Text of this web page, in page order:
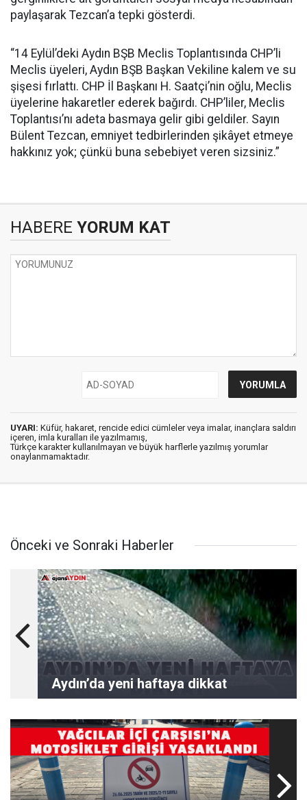
paylaşarak Tezcan’a tepki gösterdi.
“14 Eylül’deki Aydın BŞB Meclis Toplantısında CHP’li
Meclis üyeleri, Aydın BŞB Başkan Vekiline kalem ve su
şişesi fırlattı. CHP İl Başkanı H. Saatçi’nin oğlu, Meclis
üyelerine hakaretler ederek bağırdı. CHP’liler, Meclis
Toplantısı’nı adeta basmaya gelir gibi geldiler. Sayın
Bülent Tezcan, emniyet tedbirlerinden şikâyet etmeye
hakkınız yok; çünkü buna sebebiyet veren sizsiniz.”
HABERE YORUM KAT
UYARI: Küfür, hakaret, rencide edici cümleler veya imalar, inançlara saldırı
içeren, imla kuralları ile yazılmamış,
Türkçe karakter kullanılmayan ve büyük harflerle yazılmış yorumlar
onaylanmamaktadır.
Önceki ve Sonraki Haberler
Aydın’da yeni haftaya dikkat